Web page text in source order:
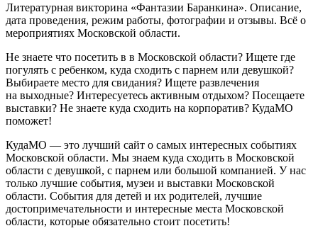
Литературная викторина «Фантазии Баранкина». Описание,
дата проведения, режим работы, фотографии и отзывы. Всё о
мероприятиях Московской области.
Не знаете что посетить в в Московской области? Ищете где
погулять с ребенком, куда сходить с парнем или девушкой?
Выбираете место для свидания? Ищете развлечения
на выходные? Интересуетесь активным отдыхом? Посещаете
выставки? Не знаете куда сходить на корпоратив? КудаМО
поможет!
КудаМО — это лучший сайт о самых интересных событиях
Московской области. Мы знаем куда сходить в Московской
области с девушкой, с парнем или большой компанией. У нас
только лучшие события, музеи и выставки Московской
области. События для детей и их родителей, лучшие
достопримечательности и интересные места Московской
области, которые обязательно стоит посетить!